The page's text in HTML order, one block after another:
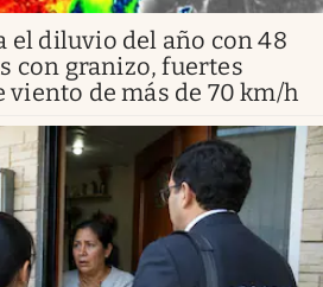
el diluvio del año con 48
con granizo, fuertes
viento de más de 70 km/h